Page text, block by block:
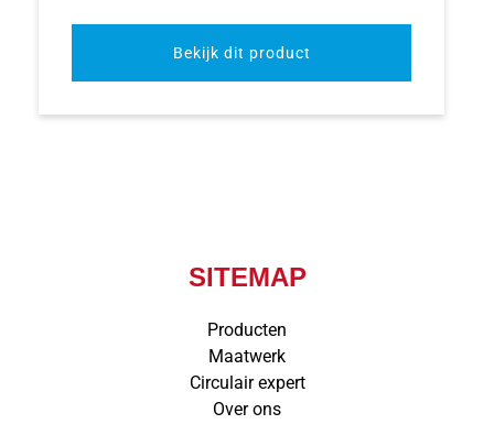
Bekijk dit product
SITEMAP
Producten
Maatwerk
Circulair expert
Over ons